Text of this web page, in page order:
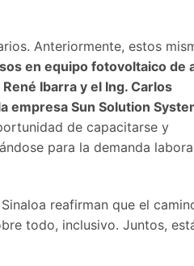
Anteriormente, estos
en equipo fotovoltaico de
Ibarra y el Ing. Carlos
empresa Sun Solution
de capacitarse y
para la demanda
reafirman que el
todo, inclusivo. Juntos,